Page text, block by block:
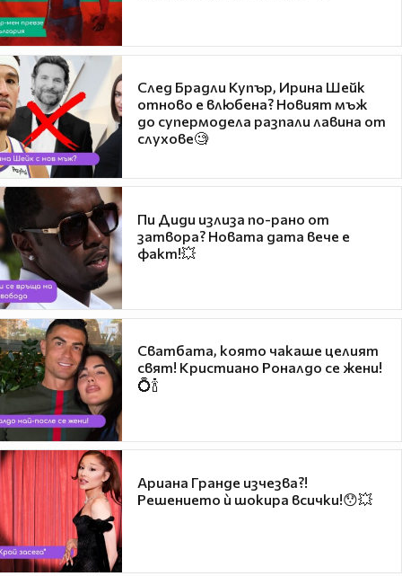
След Брадли Купър, Ирина Шейк
отново е влюбена? Новият мъж
до супермодела разпали лавина от
слухове🧐
Пи Диди излиза по-рано от
затвора? Новата дата вече е
факт!💥
Сватбата, която чакаше целият
свят! Кристиано Роналдо се жени!
💍🍾
Ариана Гранде изчезва?!
Решението ѝ шокира всички!😯💥